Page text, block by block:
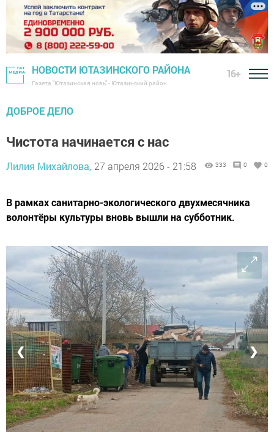
НОВОСТИ ЮТАЗИНСКОГО РАЙОНА
Газета "Ютазинская новь" - Ютазинский район
16+
ДОБРОЕ ДЕЛО
Чистота начинается с нас
Лилия Михайлова, 27 апреля 2026 - 21:58 333 0 0
В рамках санитарно-экологического двухмесячника
волонтёры культуры вновь вышли на субботник.
❮ ❯